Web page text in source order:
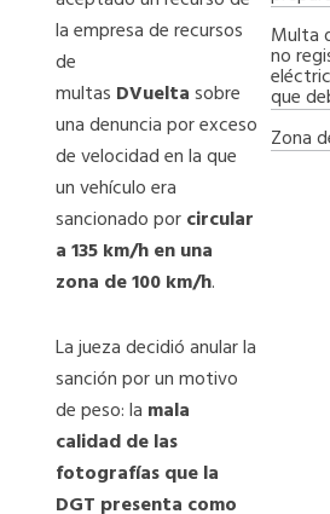
la empresa de recursos
de
multas DVueltasobre
una denuncia por exceso
de velocidad en la que
un vehículo era
sancionado porcircular
a 135 km/h en una
zona de 100 km/h.
La jueza decidió anular la
sanción por un motivo
de peso: la mala
calidad de las
fotografías que la
DGT presenta como
Multa
no
que
Zona